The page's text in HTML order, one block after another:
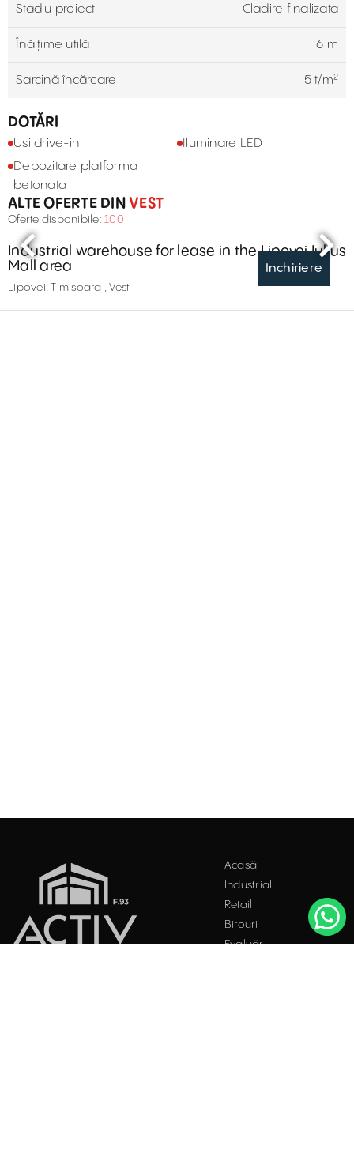
Stadiu proiect Cladire finalizata
Înălțime utilă 6 m
Sarcină încărcare 5 t/m²
DOTĂRI
Usi drive-in
Iluminare LED
Depozitare platforma
betonata
ALTE OFERTE DINVEST
Oferte disponibile: 100
Inchiriere
Industrial warehouse for lease in the Lipovei Iulius
Mall area
Lipovei, Timisoara , Vest
Acasă
Industrial
Retail
Birouri
Evaluări
exprimați acordul asupra folosirii acestora. Vezi